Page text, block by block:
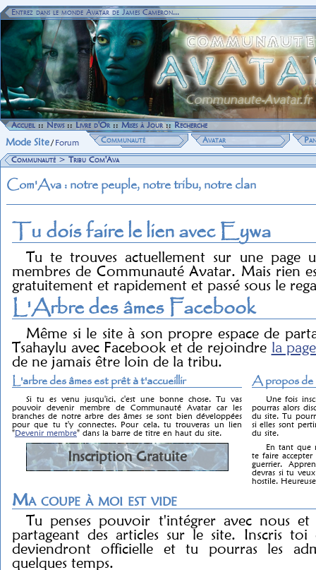
Entrez dans le monde Avatar de James Cameron...
Accueil::News::Livre d'Or::Mises à Jour::Recherche
Mode Site/ Forum Communauté Avatar
Communauté >Tribu Com'Ava
Com'Ava : notre peuple, notre tribu, notre clan
Tu dois faire le lien avec Eywa
Tu te trouves actuellement sur une page
membres de Communauté Avatar. Mais rien
gratuitement et rapidement et passé sous le
L'Arbre des âmes Facebook
Même si le site à son propre espace de
Tsahaylu avec Facebook et de rejoindre la
de ne jamais être loin de la tribu.
A propos de
Une fois
pourras alors
du site. Tu
si elles sont
du site.
En tant que
te faire
guerrier.
devras si tu
hostile.
L'arbre des âmes est prêt à t'accueillir
Si tu es venu jusqu'ici, c'est une bonne chose. Tu vas
pouvoir devenir membre de Communauté Avatar car les
branches de notre arbre des âmes se sont bien développées
pour que tu t'y connectes. Pour cela, tu trouveras un lien
"Devenir membre" dans la barre de titre en haut du site.
Inscription Gratuite
Ma coupe à moi est vide
Tu penses pouvoir t'intégrer avec nous
partageant des articles sur le site. Inscris
deviendront officielle et tu pourras les
quelques temps.